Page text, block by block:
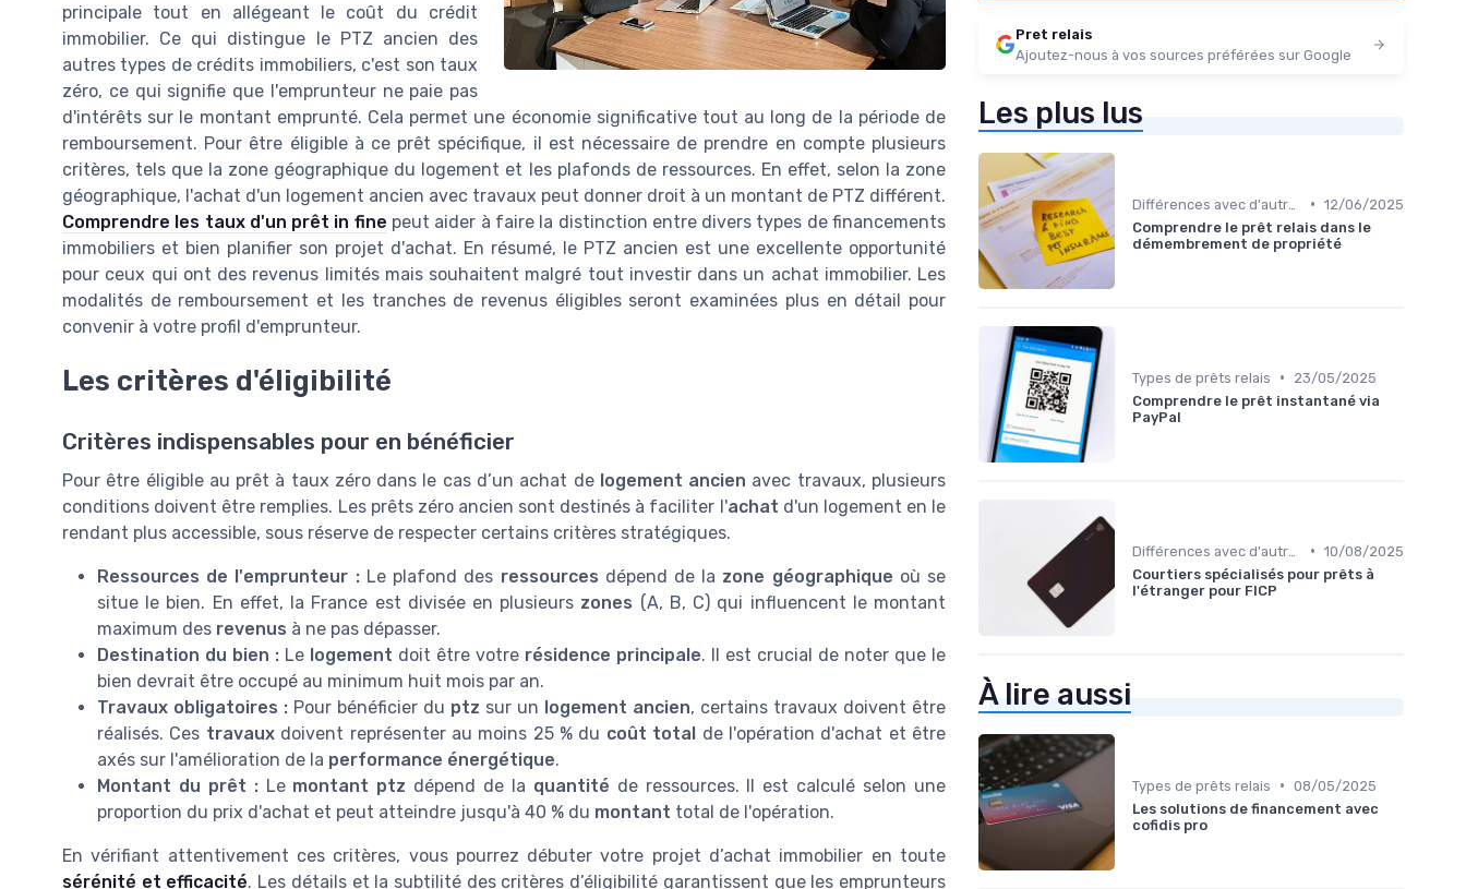
principale tout en allégeant le coût du crédit
immobilier. Ce qui distingue le PTZ ancien des
autres types de crédits immobiliers, c'est son taux
zéro, ce qui signifie que l'emprunteur ne paie pas
d'intérêts sur le montant emprunté. Cela permet une économie significative tout au long de la période de
remboursement. Pour être éligible à ce prêt spécifique, il est nécessaire de prendre en compte plusieurs
critères, tels que la zone géographique du logement et les plafonds de ressources. En effet, selon la zone
géographique, l'achat d'un logement ancien avec travaux peut donner droit à un montant de PTZ différent.
Comprendre les taux d'un prêt in fine peut aider à faire la distinction entre divers types de financements
immobiliers et bien planifier son projet d'achat. En résumé, le PTZ ancien est une excellente opportunité
pour ceux qui ont des revenus limités mais souhaitent malgré tout investir dans un achat immobilier. Les
modalités de remboursement et les tranches de revenus éligibles seront examinées plus en détail pour
convenir à votre profil d'emprunteur.
Les critères d'éligibilité
Critères indispensables pour en bénéficier
Pour être éligible au prêt à taux zéro dans le cas d’un achat de logement ancien avec travaux, plusieurs
conditions doivent être remplies. Les prêts zéro ancien sont destinés à faciliter l'achat d'un logement en le
rendant plus accessible, sous réserve de respecter certains critères stratégiques.
Ressources de l'emprunteur :Le plafond des ressources dépend de la zone géographique où se
situe le bien. En effet, la France est divisée en plusieurs zones (A, B, C) qui influencent le montant
maximum des revenus à ne pas dépasser.
Destination du bien : Le logement doit être votre résidence principale. Il est crucial de noter que le
bien devrait être occupé au minimum huit mois par an.
Travaux obligatoires : Pour bénéficier du ptz sur un logement ancien, certains travaux doivent être
réalisés. Ces travauxdoivent représenter au moins 25 % du coût total
de l'opération d'achat et être
axés sur l'amélioration de la performance énergétique.
Montant du prêt :Le montant ptz dépend de la quantité de ressources. Il est calculé selon une
proportion du prix d'achat et peut atteindre jusqu'à 40 % du montant total de l'opération.
En vérifiant attentivement ces critères, vous pourrez débuter votre projet d’achat immobilier en toute
sérénité et efficacité. Les détails et la subtilité des critères d’éligibilité garantissent que les emprunteurs
Pret relais
Ajoutez-nous à vos sources préférées sur Google
Les plus lus
• 12/06/2025
Comprendre le prêt relais dans le
démembrement de propriété
Types de prêts relais •
23/05/2025
Comprendre le prêt instantané via
PayPal
• 10/08/2025
Courtiers spécialisés pour prêts à
l'étranger pour FICP
À lire aussi
Types de prêts relais • 08/05/2025
Les solutions de financement avec
cofidis pro